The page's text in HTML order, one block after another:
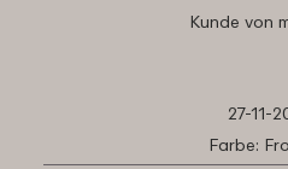
Kunde von
27-11-
Farbe: